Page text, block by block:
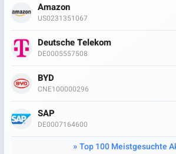
Amazon
US0231351067
Deutsche Telekom
DE0005557508
BYD
CNE100000296
SAP
DE0007164600
Top 100 Meistgesuchte